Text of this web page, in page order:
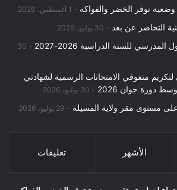
وضعية توفر الخضر والفواكه 1 أغسطس، 2026
التحاضر عن بعد 30 يوليو، 2026
للسنة الدراسية 2026-2027
30
لتكريم متفوقي الامتحانات الرسمية لشهادتي
دورة جوان 2026
30 يوليو، 2026
على مستوى مقر ولاية المسيلة 29 يوليو، 2026
الأشهر تعليقات